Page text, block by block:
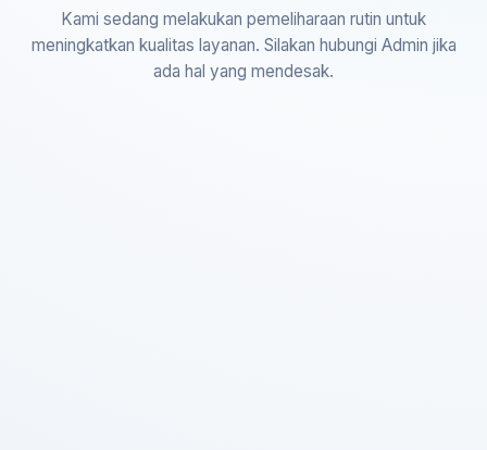
Kami sedang melakukan pemeliharaan rutin untuk
meningkatkan kualitas layanan. Silakan hubungi Admin jika
ada hal yang mendesak.